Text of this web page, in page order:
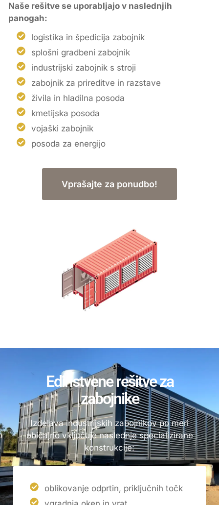
Naše rešitve se uporabljajo v naslednjih
panogah:
logistika in špedicija zabojnik
splošni gradbeni zabojnik
industrijski zabojnik s stroji
zabojnik za prireditve in razstave
živila in hladilna posoda
kmetijska posoda
vojaški zabojnik
posoda za energijo
Vprašajte za ponudbo!
Edinstvene rešitve za
zabojnike
Izdelava industrijskih zabojnikov po meri
običajno vključuje naslednje specializirane
konstrukcije:
oblikovanje odprtin, priključnih točk